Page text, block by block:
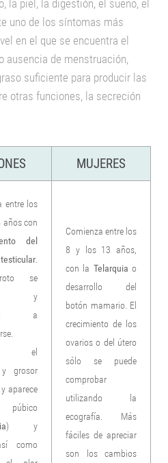
la piel, la digestión, el sueño, el
uno de los síntomas más
en el que se encuentra el
ausencia de menstruación,
suficiente para producir las
otras funciones, la secreción
MUJERES
entre los
años con
del
.
se
y
a
el
grosor
aparece
púbico
) y
como
Comienza entre los
8 y los 13 años,
con la Telarquia o
desarrollo del
botón mamario. El
crecimiento de los
ovarios o del útero
sólo se puede
comprobar
utilizando la
ecografía. Más
fáciles de apreciar
son los cambios